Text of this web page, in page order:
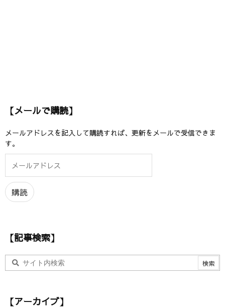
【メールで購読】
メールアドレスを記入して購読すれば、更新をメールで受信できま
す。
ル
ア
ド
購読
【記事検索】
【アーカイブ】